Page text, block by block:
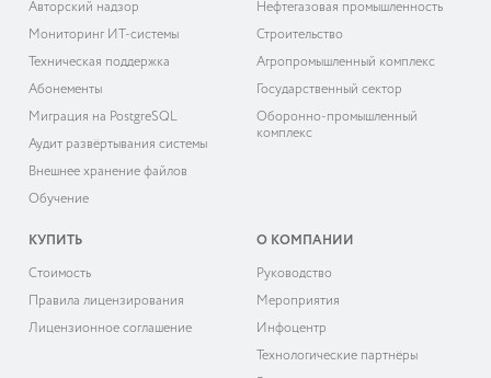
Авторский надзор
Мониторинг ИТ-системы
Техническая поддержка
Абонементы
Миграция на PostgreSQL
Аудит развёртывания системы
Внешнее хранение файлов
Обучение
Нефтегазовая промышленность
Строительство
Агропромышленный комплекс
Государственный сектор
Оборонно-промышленный
комплекс
КУПИТЬ
Cтоимость
Правила лицензирования
Лицензионное соглашение
О КОМПАНИИ
Руководство
Мероприятия
Инфоцентр
Технологические партнёры